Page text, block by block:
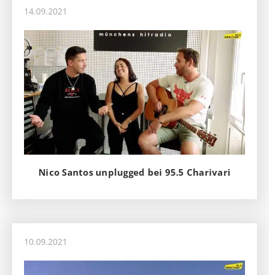
14.09.2021
Nico Santos unplugged bei 95.5 Charivari
10.09.2021